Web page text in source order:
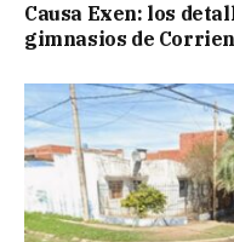
Causa Exen: los
gimnasios de